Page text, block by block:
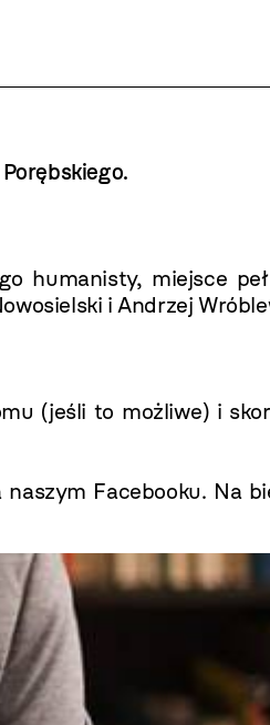
.
humanisty, miejsce
i Andrzej
(jeśli to możliwe) i
naszym Facebooku. Na